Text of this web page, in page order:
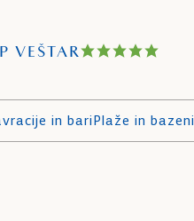
VEŠTAR
in bariPlaže in bazeni